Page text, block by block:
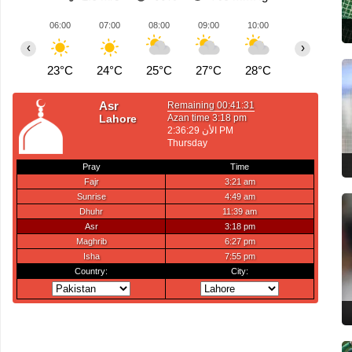
06:00
23°C
07:00
24°C
08:00
25°C
09:00
27°C
10:00
28°C
‹ ›